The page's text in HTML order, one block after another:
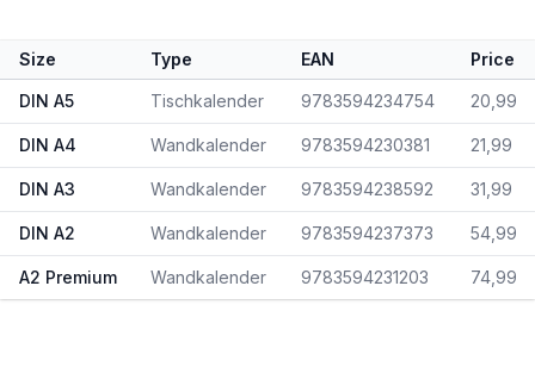
Size Type EAN Price
DIN A5 Tischkalender 9783594234754 20,99
DIN A4 Wandkalender 9783594230381 21,99
DIN A3 Wandkalender 9783594238592 31,99
DIN A2 Wandkalender 9783594237373 54,99
A2 Premium Wandkalender 9783594231203 74,99